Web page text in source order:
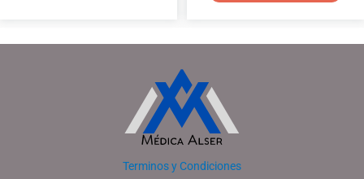
Terminos y Condiciones